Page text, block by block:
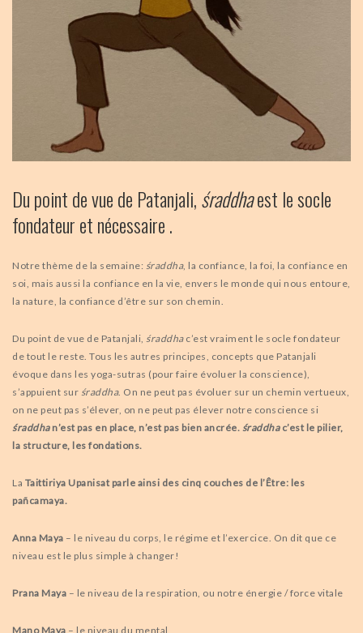
Du point de vue de Patanjali,śraddhaest le socle
fondateur et nécessaire .
Notre thème de la semaine: śraddha, la confiance, la foi, la confiance en
soi, mais aussi la confiance en la vie, envers le monde qui nous entoure,
la nature, la confiance d’être sur son chemin.
Du point de vue de Patanjali, śraddhac’est vraiment le socle fondateur
de tout le reste. Tous les autres principes, concepts que Patanjali
évoque dans les yoga-sutras (pour faire évoluer la conscience),
s’appuient sur śraddha. On ne peut pas évoluer sur un chemin vertueux,
on ne peut pas s’élever, on ne peut pas élever notre conscience si
śraddhan’est pas en place, n’est pas bien ancrée. śraddhac’est le pilier,
la structure, les fondations.
La Taittiriya Upanisat parle ainsi des cinq couches de l’Être: les
pañcamaya.
Anna Maya – le niveau du corps, le régime et l’exercice. On dit que ce
niveau est le plus simple à changer!
Prana Maya – le niveau de la respiration, ou notre énergie / force vitale
Mano Maya – le niveau du mental